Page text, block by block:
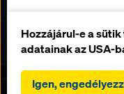
a weboldalunk
javítása
folyamat
Hozzájárul-e a
adatainak az USA-
Igen,